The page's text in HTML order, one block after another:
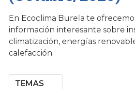
En Ecoclima Burela te
información interesante sobre
climatización, energías
calefacción.
TEMAS